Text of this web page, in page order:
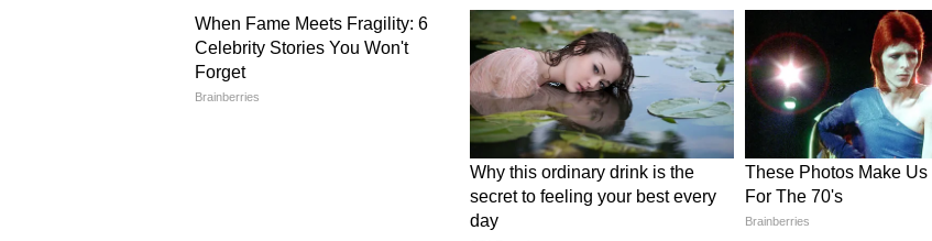
जोड़ियों में गिने जाते हैं। दोनों ने साथ मिलकर कई सुपरहिट फिल्मों में काम किया है, जिनमें Ghilli,
Thirupaachi, Aathi और Kuruvi शामिल हैं। करीब 15 साल बाद दोनों की जोड़ी 2023 में Leo
में फिर से साथ नजर आई थी। इस फिल्म में दोनों की केमिस्ट्री को फैंस ने काफी पसंद किया था।
तृषा का बर्थडे और विजय की चुनाव में बड़ी जीत भी सुर्खियों में
दिलचस्प बात यह रही कि हाल ही में तृषा कृष्णन का जन्मदिन भी उस समय आया, जब थलापति
विजय की राजनीतिक पार्टी Tamilaga Vettri Kazhagam (TVK) की राजनीतिक सफलता को
लेकर चर्चा हो रही है। इस दौरान चार्मी कौर, लक्ष्मी मंचू और राधिका सरथ कुमार समेत कई सितारों ने